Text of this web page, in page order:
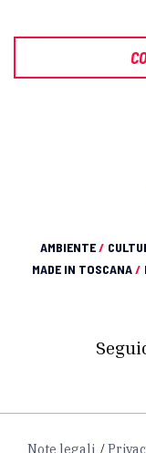
AMBIENTE/
MADE IN TOSCANA/
Note legali